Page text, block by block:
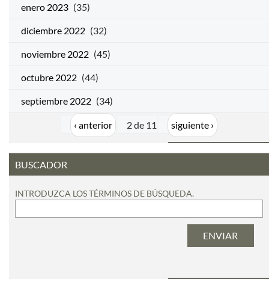
enero 2023 (35)
diciembre 2022 (32)
noviembre 2022 (45)
octubre 2022 (44)
septiembre 2022 (34)
‹ anterior 2 de 11 siguiente ›
BUSCADOR
INTRODUZCA LOS TÉRMINOS DE BÚSQUEDA.